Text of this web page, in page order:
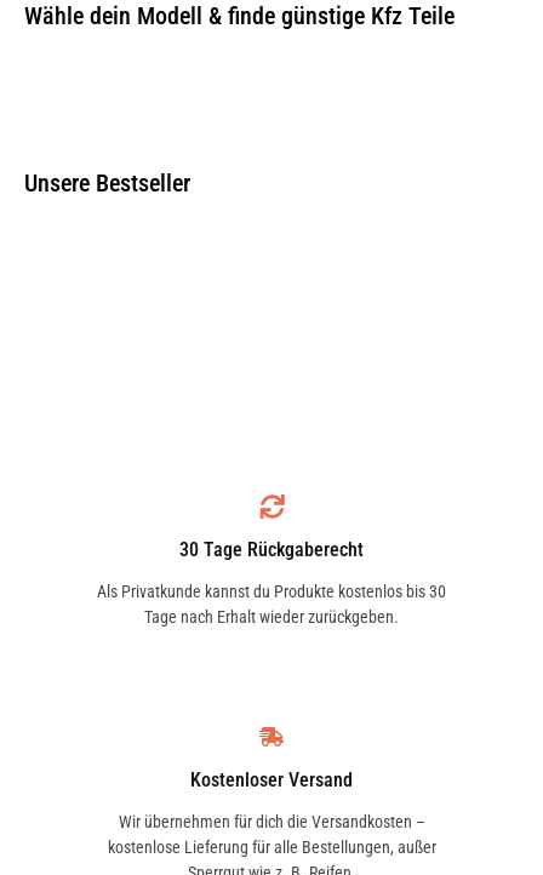
Wähle dein Modell & finde günstige Kfz Teile
Unsere Bestseller
30 Tage Rückgaberecht
Als Privatkunde kannst du Produkte kostenlos bis 30
Tage nach Erhalt wieder zurückgeben.
Kostenloser Versand
Wir übernehmen für dich die Versandkosten –
kostenlose Lieferung für alle Bestellungen, außer